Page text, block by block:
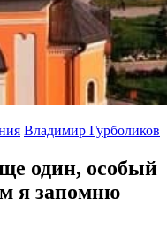
Владимир Гурболиков
один, особый
я запомню